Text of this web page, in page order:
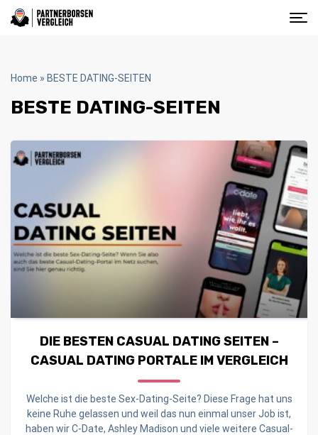
Home » BESTE DATING-SEITEN
BESTE DATING-SEITEN
DIE BESTEN CASUAL DATING SEITEN –
CASUAL DATING PORTALE IM VERGLEICH
Welche ist die beste Sex-Dating-Seite? Diese Frage hat uns
keine Ruhe gelassen und weil das nun einmal unser Job ist,
haben wir C-Date, Ashley Madison und viele weitere Casual-